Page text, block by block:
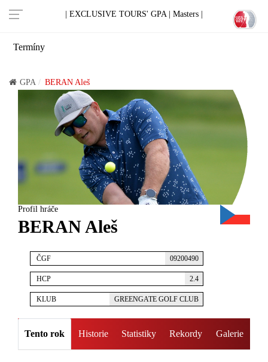
| EXCLUSIVE TOURS' GPA | Masters |
Termíny
GPA BERAN Aleš
Profil hráče
BERAN Aleš
ČGF 09200490
HCP 2.4
KLUB GREENGATE GOLF CLUB
Tento rok Historie Statistiky Rekordy Galerie